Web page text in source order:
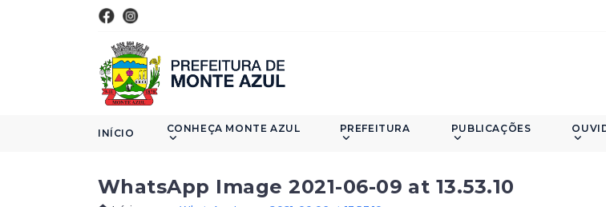
INÍCIO CONHEÇA MONTE AZUL PREFEITURA PUBLICAÇÕES
WhatsApp Image 2021-06-09 at 13.53.10